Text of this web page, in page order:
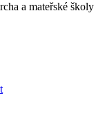
a mateřské školy